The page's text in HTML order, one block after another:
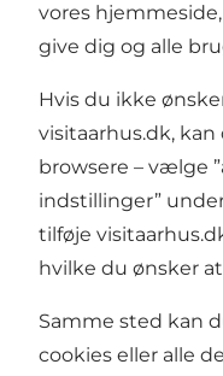
vores
give dig og alle
Hvis du ikke
visitaarhus.dk,
browsere – vælge
indstillinger”
tilføje
hvilke du ønsker
Samme sted kan
cookies eller alle